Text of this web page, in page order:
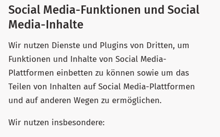
Social Media-Funktionen und Social
Media-Inhalte
Wir nutzen Dienste und Plugins von Dritten, um
Funktionen und Inhalte von Social Media-
Plattformen einbetten zu können sowie um das
Teilen von Inhalten auf Social Media-Plattformen
und auf anderen Wegen zu ermöglichen.
Wir nutzen insbesondere: